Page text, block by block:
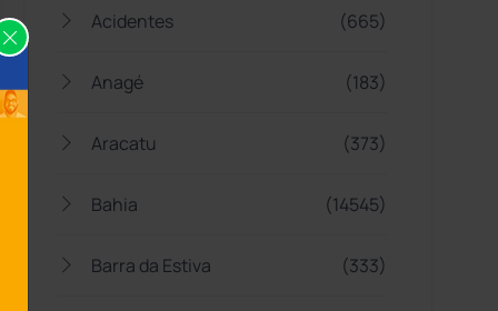
Acidentes (665)
Anagé (183)
Aracatu (373)
Bahia (14545)
Barra da Estiva (333)